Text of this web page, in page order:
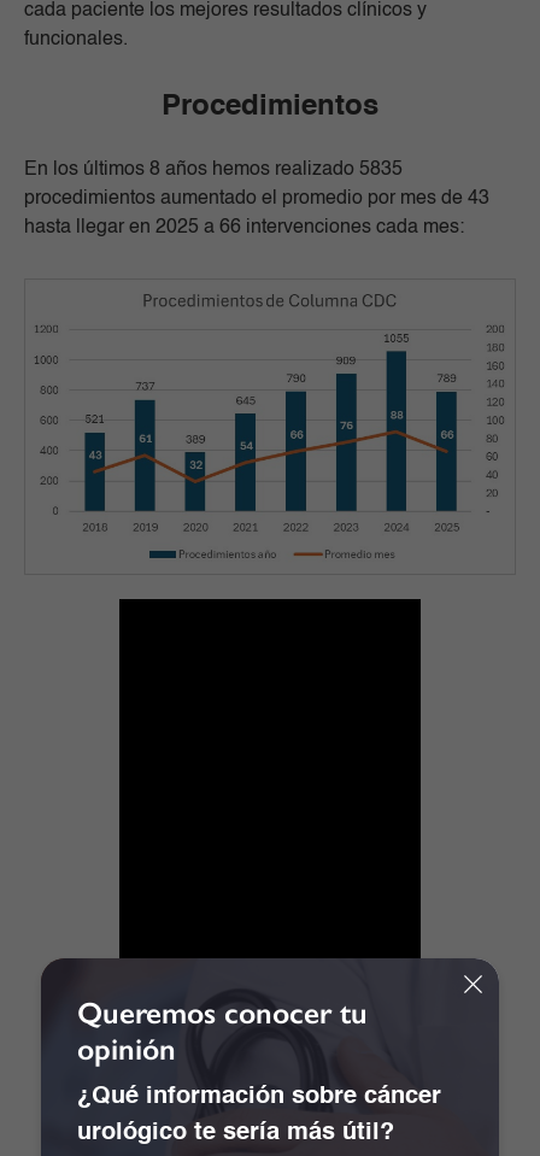
cada paciente los mejores resultados clínicos y
funcionales.
Procedimientos
En los últimos 8 años hemos realizado 5835
procedimientos aumentado el promedio por mes de 43
hasta llegar en 2025 a 66 intervenciones cada mes:
Queremos conocer tu
opinión
¿Qué información sobre cáncer
urológico te sería más útil?